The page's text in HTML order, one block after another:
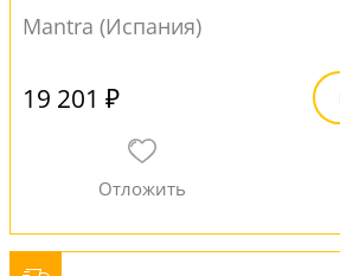
Mantra (Испания)
19 201 ₽